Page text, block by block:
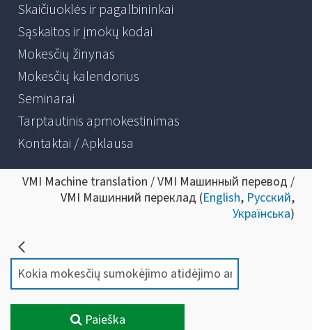
Skaičiuoklės ir pagalbininkai
Sąskaitos ir įmokų kodai
Mokesčių žinynas
Mokesčių kalendorius
Seminarai
Tarptautinis apmokestinimas
Kontaktai / Apklausa
VMI Machine translation / VMI Машинный перевод /
VMI Машинний переклад (English, Русский,
Українська)
Paieška